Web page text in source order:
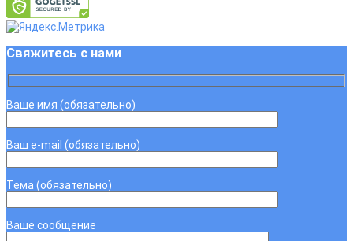
Свяжитесь с нами
Ваше имя (обязательно)
Ваш e-mail (обязательно)
Тема (обязательно)
Ваше сообщение